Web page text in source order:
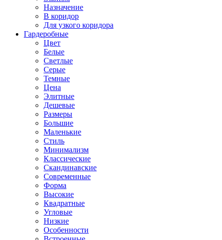
Назначение
В коридор
Для узкого коридора
Гардеробные
Цвет
Белые
Светлые
Серые
Темные
Цена
Элитные
Дешевые
Размеры
Большие
Маленькие
Стиль
Минимализм
Классические
Скандинавские
Современные
Форма
Высокие
Квадратные
Угловые
Низкие
Особенности